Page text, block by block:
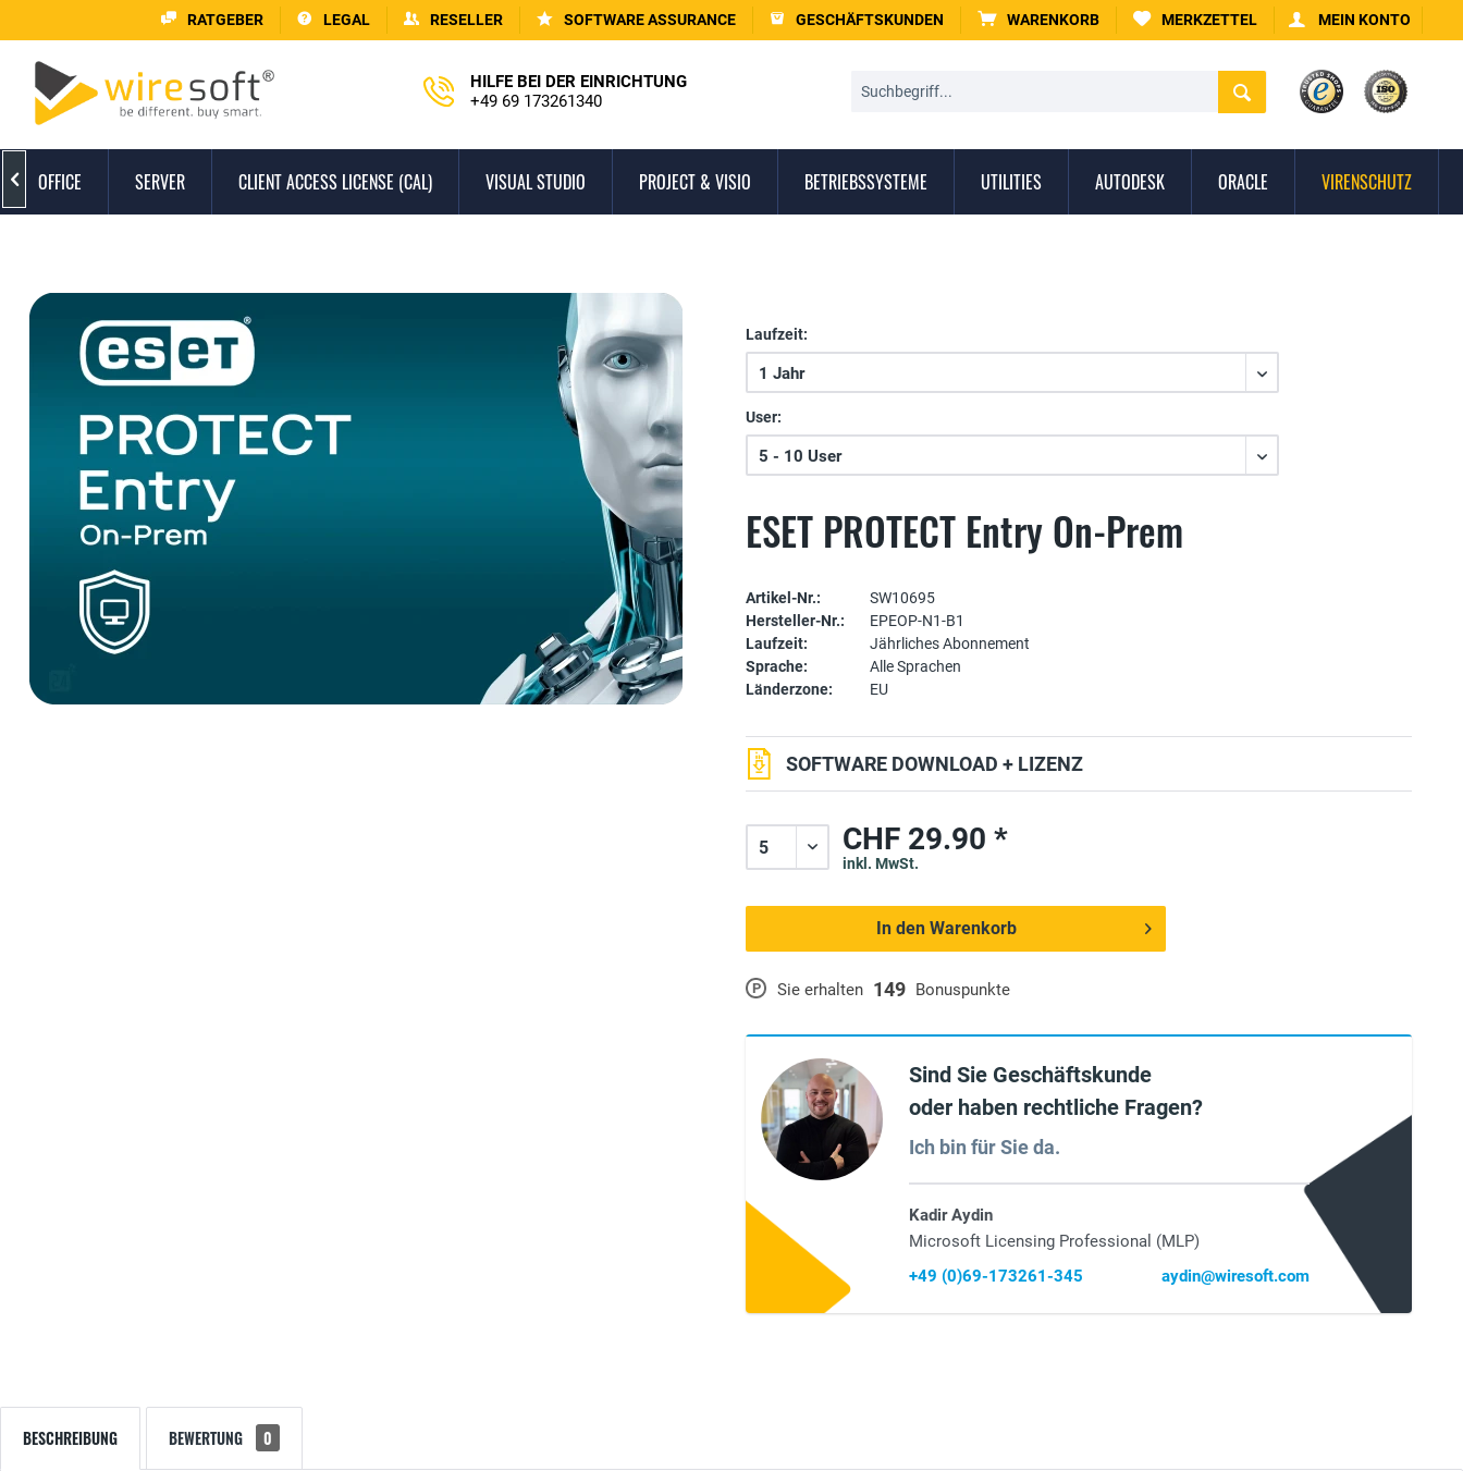
RATGEBER LEGAL RESELLER SOFTWARE ASSURANCE GESCHÄFTSKUNDEN WARENKORB MERKZETTEL MEIN KONTO
HILFE BEI DER EINRICHTUNG
+49 69 173261340
OFFICE SERVER CLIENT ACCESS LICENSE (CAL) VISUAL STUDIO PROJECT & VISIO BETRIEBSSYSTEME UTILITIES AUTODESK ORACLE VIRENSCHUTZ

ESET PROTECT Entry On-Prem
Laufzeit:
User:
Artikel-Nr.:
SW10695
Hersteller-Nr.:
EPEOP-N1-B1
Laufzeit:
Jährliches Abonnement
Sprache:
Alle Sprachen
Länderzone:
EU
P Sie erhalten 149 Bonuspunkte
SOFTWARE DOWNLOAD + LIZENZ
CHF 29.90 *
inkl. MwSt.
In den Warenkorb
Sind Sie Geschäftskunde
oder haben rechtliche Fragen?
Ich bin für Sie da.
Kadir Aydin
Microsoft Licensing Professional (MLP)
+49 (0)69-173261-345
aydin@wiresoft.com
BESCHREIBUNG BEWERTUNG 0